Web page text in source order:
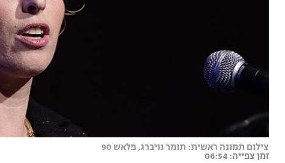
צילום תמונה ראשית: תומר נויברג, פלאש 90
זמן צפייה: 06:54